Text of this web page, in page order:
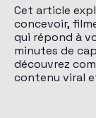
Cet article
concevoir,
qui répond à
minutes de
découvrez
contenu viral